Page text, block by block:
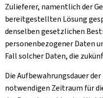
Zulieferer, namentlich der
bereitgestellten Lösung
denselben gesetzlichen
personenbezogener Daten
Fall solcher Daten, die
Die Aufbewahrungsdauer
notwendigen Zeitraum für